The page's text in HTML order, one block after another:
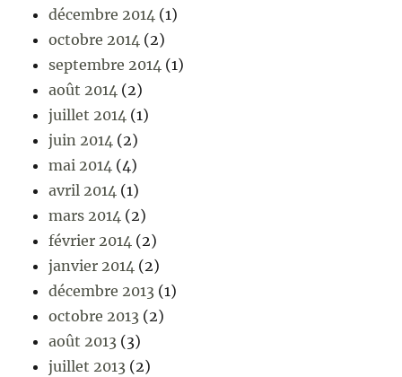
décembre 2014 (1)
octobre 2014 (2)
septembre 2014 (1)
août 2014 (2)
juillet 2014 (1)
juin 2014 (2)
mai 2014 (4)
avril 2014 (1)
mars 2014 (2)
février 2014 (2)
janvier 2014 (2)
décembre 2013 (1)
octobre 2013 (2)
août 2013 (3)
juillet 2013 (2)